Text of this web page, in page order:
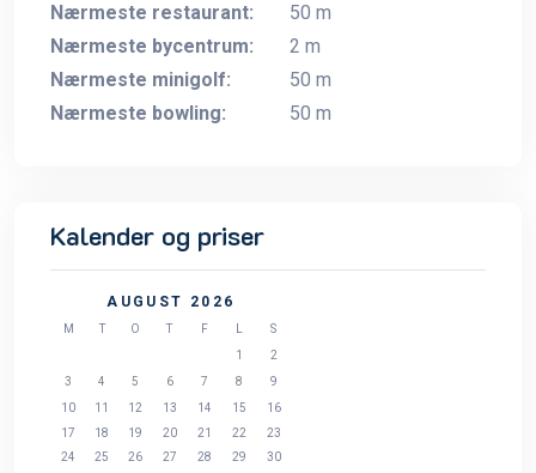
Nærmeste restaurant:
50 m
Nærmeste bycentrum:
2 m
Nærmeste minigolf:
50 m
Nærmeste bowling:
50 m
Kalender og priser
AUGUST 2026
M O F L
S
1
2
3
4 5 6 7 8
9
10
11 12 13 14 15
16
17
18 19 20 21 22
23
24
25 26 27 28 29
30